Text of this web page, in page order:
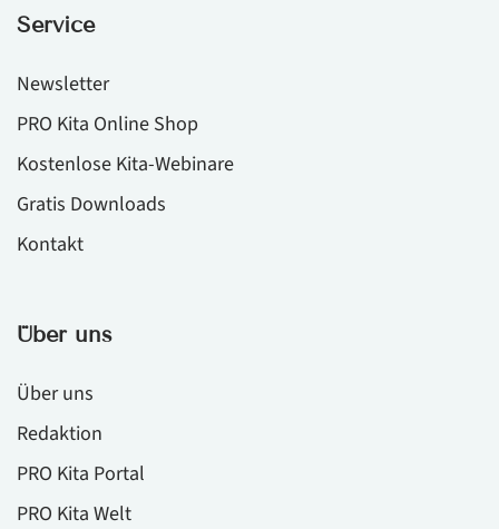
Service
Newsletter
PRO Kita Online Shop
Kostenlose Kita-Webinare
Gratis Downloads
Kontakt
Über uns
Über uns
Redaktion
PRO Kita Portal
PRO Kita Welt